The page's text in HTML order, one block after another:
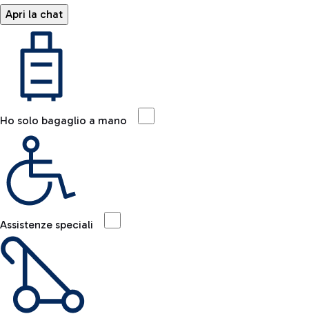
Apri la chat
Ho solo bagaglio a mano
Assistenze speciali